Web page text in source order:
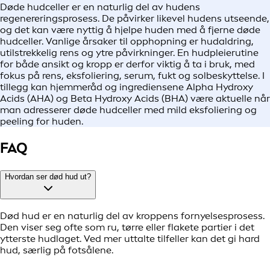
Døde hudceller er en naturlig del av hudens
regenereringsprosess. De påvirker likevel hudens utseende,
og det kan være nyttig å hjelpe huden med å fjerne døde
hudceller. Vanlige årsaker til opphopning er hudaldring,
utilstrekkelig rens og ytre påvirkninger. En hudpleierutine
for både ansikt og kropp er derfor viktig å ta i bruk, med
fokus på rens, eksfoliering, serum, fukt og solbeskyttelse. I
tillegg kan hjemmeråd og ingrediensene Alpha Hydroxy
Acids (AHA) og Beta Hydroxy Acids (BHA) være aktuelle når
man adresserer døde hudceller med mild eksfoliering og
peeling for huden.
FAQ
Hvordan ser død hud ut?
Død hud er en naturlig del av kroppens fornyelsesprosess.
Den viser seg ofte som ru, tørre eller flakete partier i det
ytterste hudlaget. Ved mer uttalte tilfeller kan det gi hard
hud, særlig på fotsålene.